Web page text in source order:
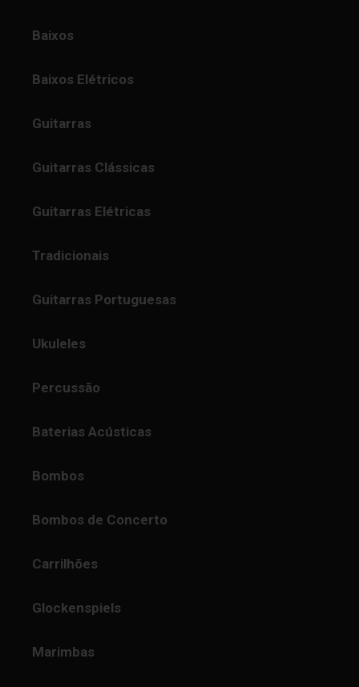
Baixos
Baixos Elétricos
Guitarras
Guitarras Clássicas
Guitarras Elétricas
Tradicionais
Guitarras Portuguesas
Ukuleles
Percussão
Baterias Acústicas
Bombos
Bombos de Concerto
Carrilhões
Glockenspiels
Marimbas